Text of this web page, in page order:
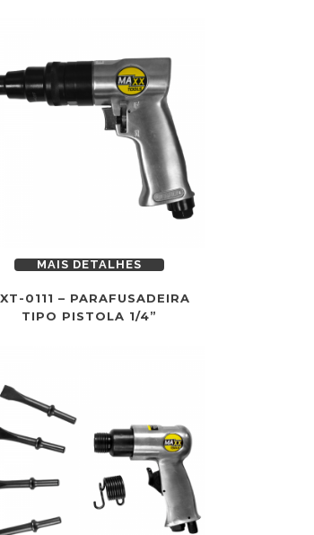
MAIS DETALHES
0111 – PARAFUSADEIRA
TIPO PISTOLA 1/4”